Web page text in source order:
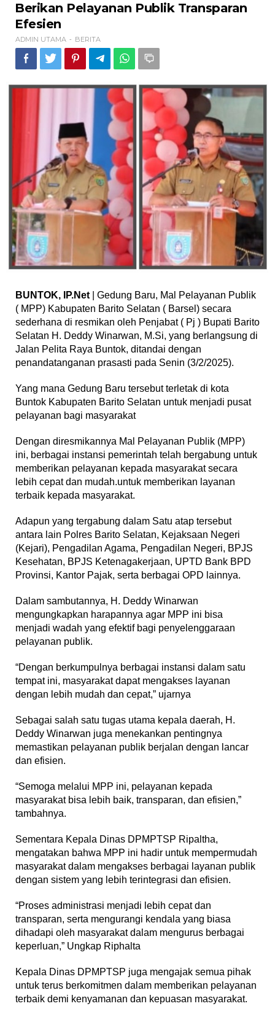
Pelayanan
Efesien
Berikan Pelayanan Publik Transparan
Efesien
ADMIN UTAMA - BERITA
BUNTOK, IP.Net | Gedung Baru, Mal Pelayanan Publik
( MPP) Kabupaten Barito Selatan ( Barsel) secara
sederhana di resmikan oleh Penjabat ( Pj ) Bupati Barito
Selatan H. Deddy Winarwan, M.Si, yang berlangsung di
Jalan Pelita Raya Buntok, ditandai dengan
penandatanganan prasasti pada Senin (3/2/2025).
Yang mana Gedung Baru tersebut terletak di kota
Buntok Kabupaten Barito Selatan untuk menjadi pusat
pelayanan bagi masyarakat
Dengan diresmikannya Mal Pelayanan Publik (MPP)
ini, berbagai instansi pemerintah telah bergabung untuk
memberikan pelayanan kepada masyarakat secara
lebih cepat dan mudah.untuk memberikan layanan
terbaik kepada masyarakat.
Adapun yang tergabung dalam Satu atap tersebut
antara lain Polres Barito Selatan, Kejaksaan Negeri
(Kejari), Pengadilan Agama, Pengadilan Negeri, BPJS
Kesehatan, BPJS Ketenagakerjaan, UPTD Bank BPD
Provinsi, Kantor Pajak, serta berbagai OPD lainnya.
Dalam sambutannya, H. Deddy Winarwan
mengungkapkan harapannya agar MPP ini bisa
menjadi wadah yang efektif bagi penyelenggaraan
pelayanan publik.
“Dengan berkumpulnya berbagai instansi dalam satu
tempat ini, masyarakat dapat mengakses layanan
dengan lebih mudah dan cepat,” ujarnya
Sebagai salah satu tugas utama kepala daerah, H.
Deddy Winarwan juga menekankan pentingnya
memastikan pelayanan publik berjalan dengan lancar
dan efisien.
“Semoga melalui MPP ini, pelayanan kepada
masyarakat bisa lebih baik, transparan, dan efisien,”
tambahnya.
Sementara Kepala Dinas DPMPTSP Ripaltha,
mengatakan bahwa MPP ini hadir untuk mempermudah
masyarakat dalam mengakses berbagai layanan publik
dengan sistem yang lebih terintegrasi dan efisien.
“Proses administrasi menjadi lebih cepat dan
transparan, serta mengurangi kendala yang biasa
dihadapi oleh masyarakat dalam mengurus berbagai
keperluan,” Ungkap Riphalta
Kepala Dinas DPMPTSP juga mengajak semua pihak
untuk terus berkomitmen dalam memberikan pelayanan
terbaik demi kenyamanan dan kepuasan masyarakat.